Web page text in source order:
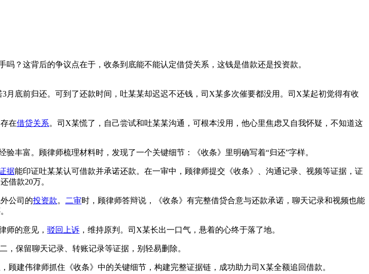
？这背后的争议点在于，收条到底能不能认定借贷关系，这钱是借款还是投资款。
月底前归还。可到了还款时间，吐某某却迟迟不还钱，司X某多次催要都没用。司X某起初觉得有收
在借贷关系。司X某慌了，自己尝试和吐某某沟通，可根本没用，他心里焦虑又自我怀疑，不知道这
丰富。顾律师梳理材料时，发现了一个关键细节：《收条》里明确写着“归还”字样。
据能印证吐某某认可借款并承诺还款。在一审中，顾律师提交《收条》、沟通记录、视频等证据，证
借款20万。
公司的投资款。 二审时，顾律师答辩说，《收条》有完整借贷合意与还款承诺，聊天记录和视频也能
师的意见， 驳回上诉 ，维持原判。司X某长出一口气，悬着的心终于落了地。
保留聊天记录、转账记录等证据，别轻易删除。
顾建伟律师抓住《收条》中的关键细节，构建完整证据链，成功助力司X某全额追回借款。